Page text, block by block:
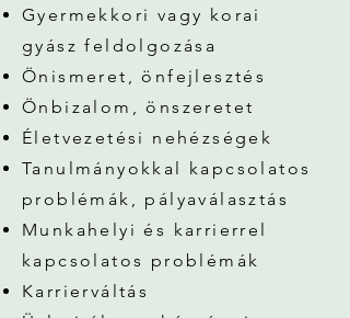
Gyermekkori vagy korai
gyász feldolgozása
Önismeret, önfejlesztés
Önbizalom, önszeretet
Életvezetési nehézségek
Tanulmányokkal kapcsolatos
problémák, pályaválasztás
Munkahelyi és karrierrel
kapcsolatos problémák
Karrierváltás